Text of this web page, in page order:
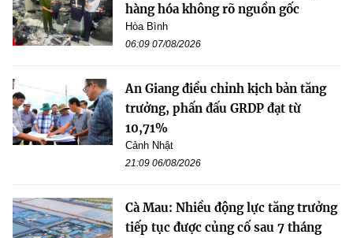
hàng hóa không rõ nguồn gốc
Hòa Bình
06:09 07/08/2026
An Giang điều chỉnh kịch bản tăng
trưởng, phấn đấu GRDP đạt từ
10,71%
Cảnh Nhật
21:09 06/08/2026
Cà Mau: Nhiều động lực tăng trưởng
tiếp tục được củng cố sau 7 tháng